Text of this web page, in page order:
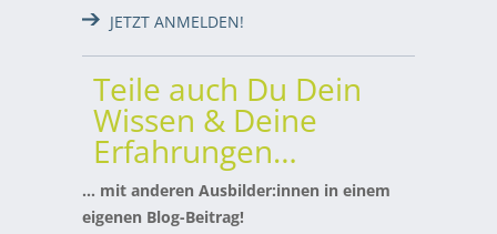
JETZT ANMELDEN!
Teile auch Du Dein
Wissen & Deine
Erfahrungen…
… mit anderen Ausbilder:innen in einem
eigenen Blog-Beitrag!